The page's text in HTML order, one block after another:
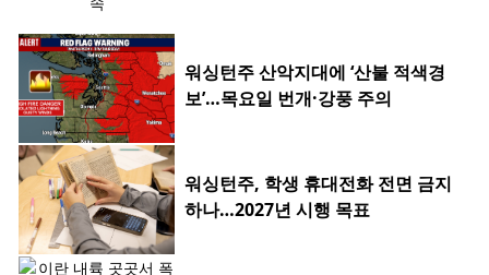
워싱턴주 산악지대에 ‘산불 적색경
보’…목요일 번개·강풍 주의
워싱턴주, 학생 휴대전화 전면 금지
하나…2027년 시행 목표